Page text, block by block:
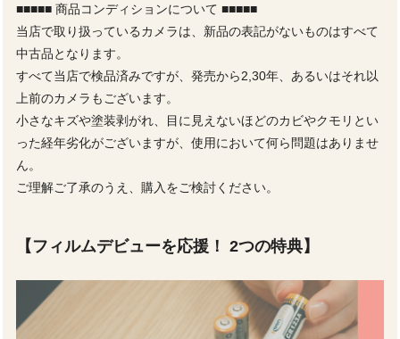
■■■■■ 商品コンディションについて ■■■■■
当店で取り扱っているカメラは、新品の表記がないものはすべて
中古品となります。
すべて当店で検品済みですが、発売から2,30年、あるいはそれ以
上前のカメラもございます。
小さなキズや塗装剥がれ、目に見えないほどのカビやクモリとい
った経年劣化がございますが、使用において何ら問題はありませ
ん。
ご理解ご了承のうえ、購入をご検討ください。
【フィルムデビューを応援！ 2つの特典】